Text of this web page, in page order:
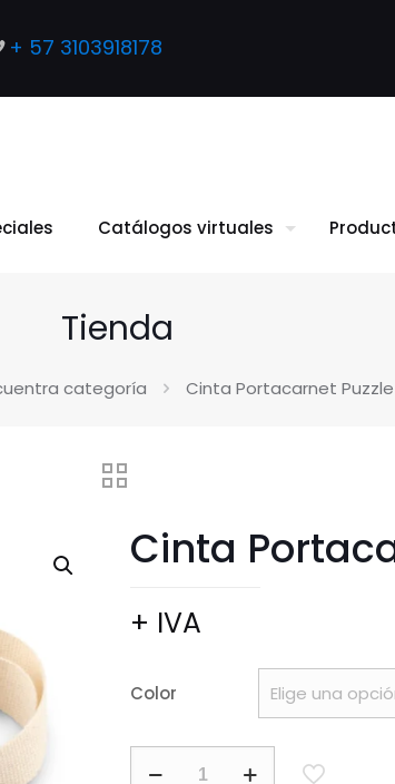
+ 57 3103918178
Catálogos virtuales
Tienda
categoría Cinta Portacarnet Puzzle
Cinta
+ IVA
Color